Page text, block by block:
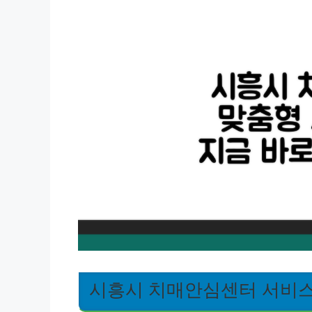
시흥시 치매안심센터 서비